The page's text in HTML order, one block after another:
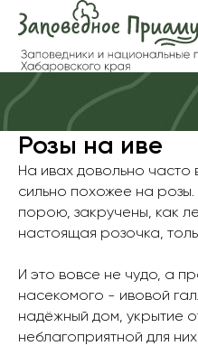
Розы на иве
На ивах довольно часто
сильно похожее на розы.
порою, закручены, как
настоящая розочка,
И это вовсе не чудо, а
насекомого - ивовой
надёжный дом, укрытие
неблагоприятной для